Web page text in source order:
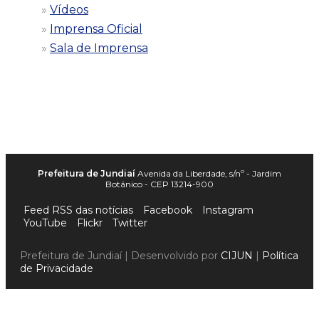
Vídeos
Imprensa Oficial
Sala de Imprensa
Prefeitura de Jundiaí Avenida da Liberdade, s/nº - Jardim
Botânico - CEP 13214-900
Feed RSS das notícias Facebook
Instagram
YouTube
Flickr Twitter
Prefeitura de Jundiaí | Desenvolvido por CIJUN | Política
de Privacidade